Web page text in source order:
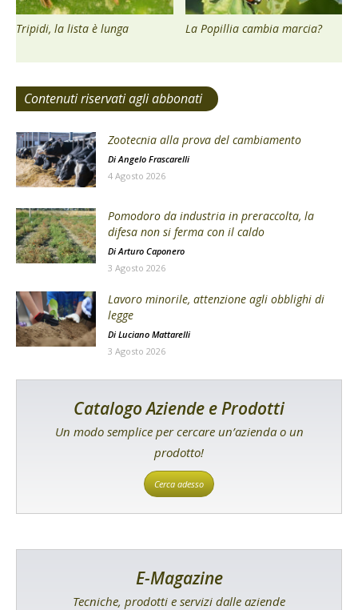
Tripidi, la lista è lunga La Popillia cambia marcia?
Contenuti riservati agli abbonati
Zootecnia alla prova del cambiamento
DiAngelo Frascarelli
4 Agosto 2026
Pomodoro da industria in preraccolta, la
difesa non si ferma con il caldo
Di Arturo Caponero
3 Agosto 2026
Lavoro minorile, attenzione agli obblighi di
legge
Di Luciano Mattarelli
3 Agosto 2026
Catalogo Aziende e Prodotti
Un modo semplice per cercare un’azienda o un
prodotto!
Cerca adesso
E-Magazine
Tecniche, prodotti e servizi dalle aziende